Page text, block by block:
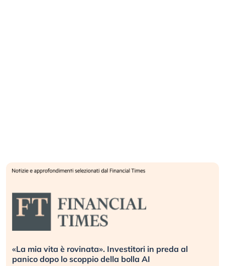
rovinata». Investitori in preda al
scoppio della bolla AI
Quando la